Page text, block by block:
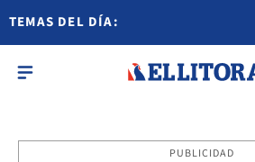
TEMAS DEL DÍA:
PUBLICIDAD